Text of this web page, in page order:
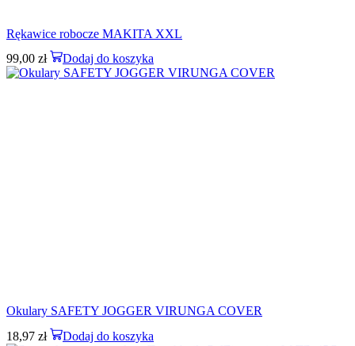
Rękawice robocze MAKITA XXL
99,00 zł Dodaj do koszyka
Okulary SAFETY JOGGER VIRUNGA COVER
18,97 zł Dodaj do koszyka